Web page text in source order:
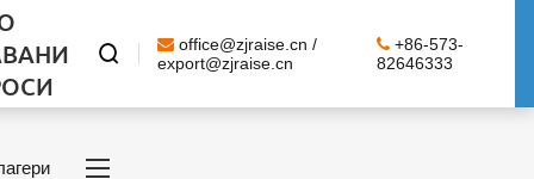

office@zjraise.cn /
export@zjraise.cn
+86-573-
82646333